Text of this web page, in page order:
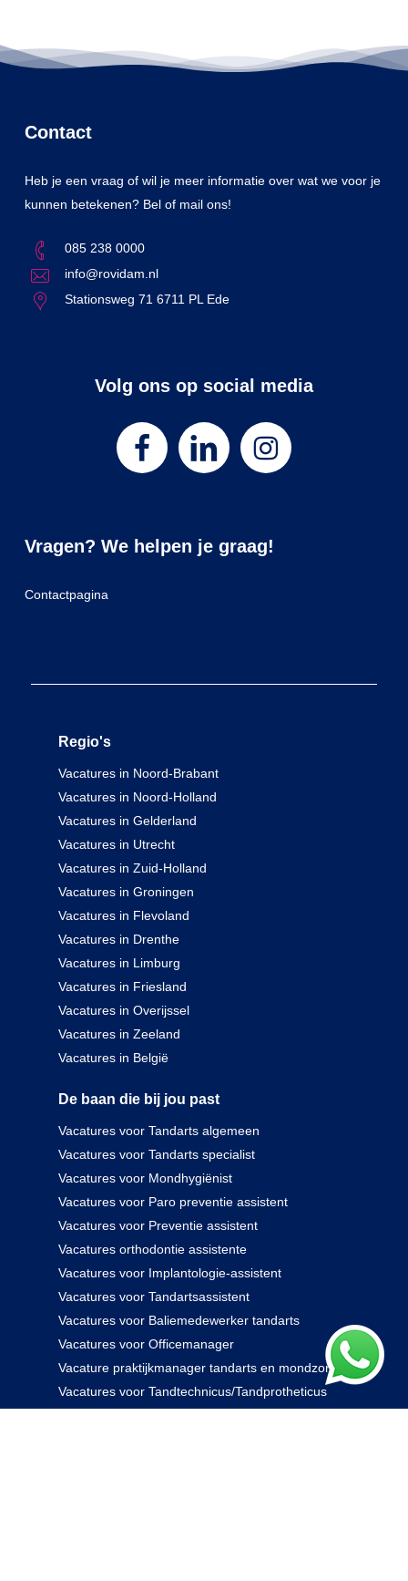
Contact
Heb je een vraag of wil je meer informatie over wat we voor je
kunnen betekenen? Bel of mail ons!
085 238 0000
info@rovidam.nl
Stationsweg 71 6711 PL Ede
Volg ons op social media
Vragen? We helpen je graag!
Contactpagina
Regio's
Vacatures in Noord-Brabant
Vacatures in Noord-Holland
Vacatures in Gelderland
Vacatures in Utrecht
Vacatures in Zuid-Holland
Vacatures in Groningen
Vacatures in Flevoland
Vacatures in Drenthe
Vacatures in Limburg
Vacatures in Friesland
Vacatures in Overijssel
Vacatures in Zeeland
Vacatures in België
De baan die bij jou past
Vacatures voor Tandarts algemeen
Vacatures voor Tandarts specialist
Vacatures voor Mondhygiënist
Vacatures voor Paro preventie assistent
Vacatures voor Preventie assistent
Vacatures orthodontie assistente
Vacatures voor Implantologie-assistent
Vacatures voor Tandartsassistent
Vacatures voor Baliemedewerker tandarts
Vacatures voor Officemanager
Vacature praktijkmanager tandarts en mondzorg
Vacatures voor Tandtechnicus/Tandprotheticus